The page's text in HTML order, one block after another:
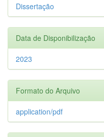
Dissertação
Data de Disponibilização
2023
Formato do Arquivo
application/pdf